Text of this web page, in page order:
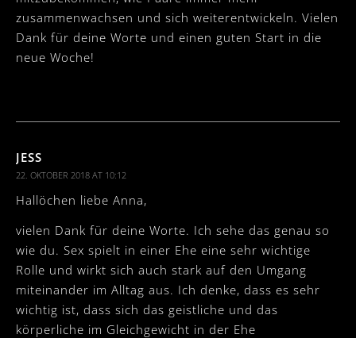
zusammenwachsen und sich weiterentwickeln. Vielen
Dank für deine Worte und einen guten Start in die
neue Woche!
JESS
22. OKTOBER 2018 AT 10:12
Hallöchen liebe Anna,
vielen Dank für deine Worte. Ich sehe das genau so
wie du. Sex spielt in einer Ehe eine sehr wichtige
Rolle und wirkt sich auch stark auf den Umgang
miteinander im Alltag aus. Ich denke, dass es sehr
wichtig ist, dass sich das geistliche und das
körperliche im Gleichgewicht in der Ehe